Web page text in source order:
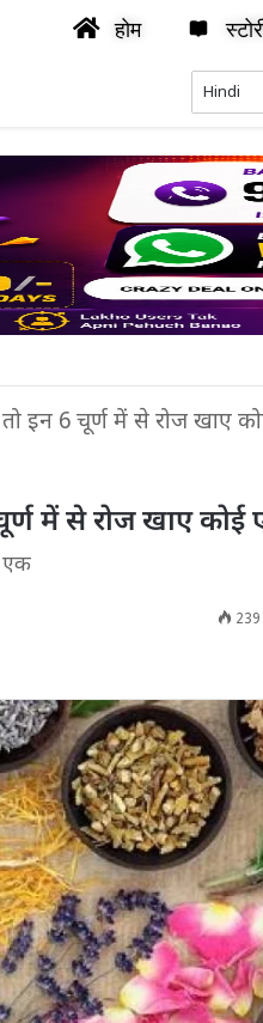
होम
तो इन 6 चूर्ण में से रोज खाए
में से रोज खाए कोई
एक
239